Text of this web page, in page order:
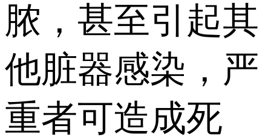
脓，甚至引起其
他脏器感染，严
重者可造成死